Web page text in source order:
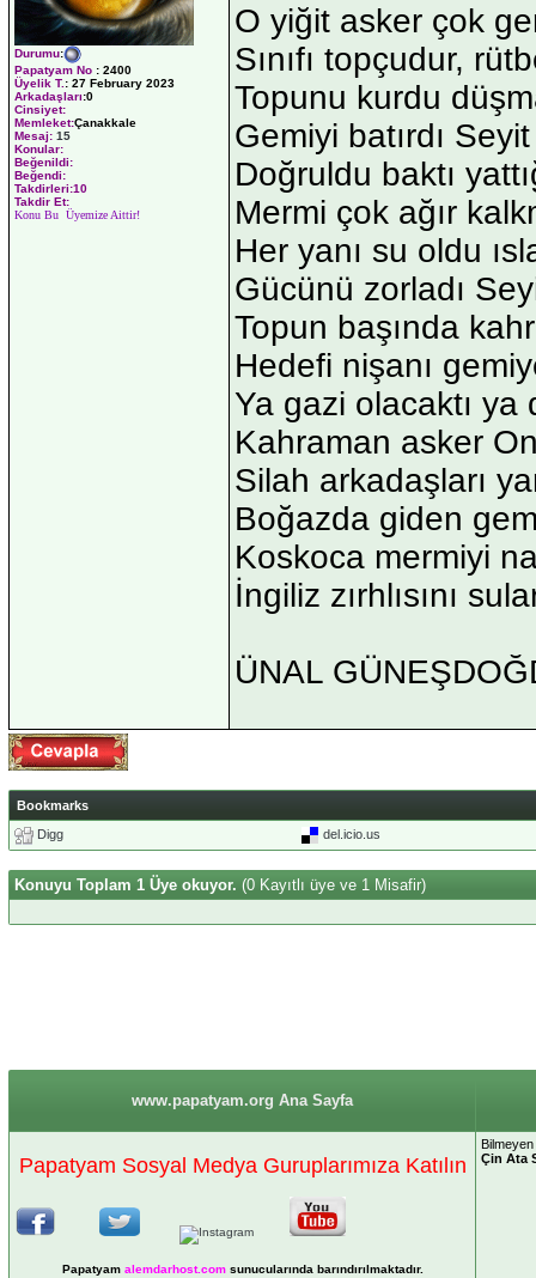
Durumu:
Papatyam No : 2400
Üyelik T.: 27 February 2023
Arkadaşları:0
Cinsiyet:
Memleket:Çanakkale
Mesaj: 15
Konular:
Beğenildi:
Beğendi:
Takdirleri:10
Takdir Et:
Konu Bu Üyemize Aittir!
O yiğit asker çok
Sınıfı topçudur,
Topunu kurdu
Gemiyi batırdı
Doğruldu baktı
Mermi çok ağır
Her yanı su oldu
Gücünü zorladı
Topun başında
Hedefi nişanı
Ya gazi olacaktı ya
Kahraman asker
Silah arkadaşları
Boğazda giden
Koskoca mermiyi
İngiliz zırhlısını
ÜNAL
Bookmarks
Digg
del.icio.us
Konuyu Toplam 1 Üye okuyor. (0 Kayıtlı üye ve 1 Misafir)
www.papatyam.org Ana Sayfa
Papatyam Sosyal Medya Guruplarımıza Katılın
Papatyam alemdarhost.comsunucularında barındırılmaktadır.
Çin Ata